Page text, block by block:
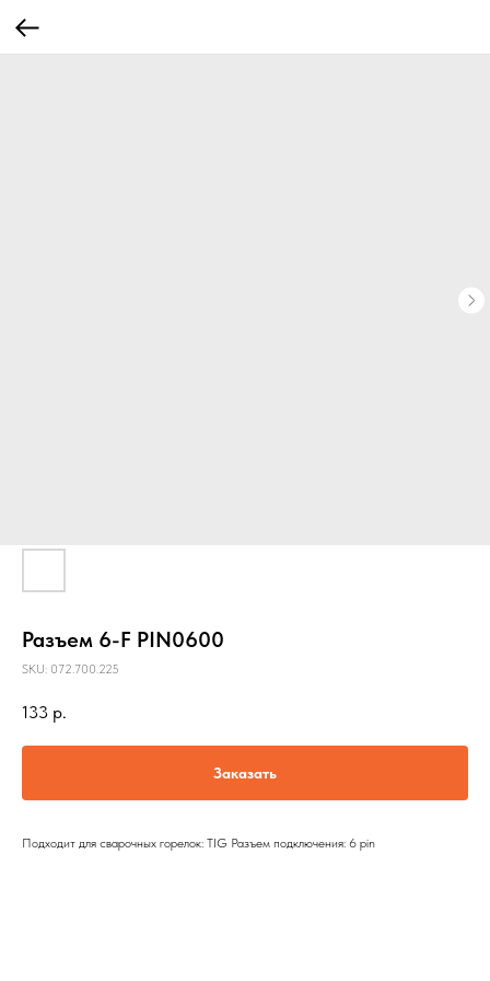
Разъем 6-F PIN0600
SKU: 072.700.225
133 р.
Заказать
Подходит для сварочных горелок: TIG Разъем подключения: 6 pin